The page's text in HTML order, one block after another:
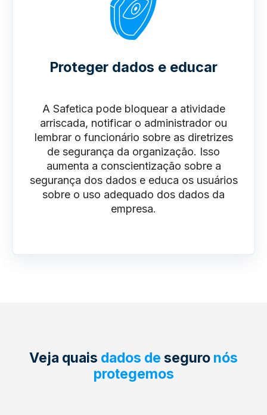
Proteger dados e educar
A Safetica pode bloquear a atividade
arriscada, notificar o administrador ou
lembrar o funcionário sobre as diretrizes
de segurança da organização. Isso
aumenta a conscientização sobre a
segurança dos dados e educa os usuários
sobre o uso adequado dos dados da
empresa.
Veja quais dados de seguro nós
protegemos